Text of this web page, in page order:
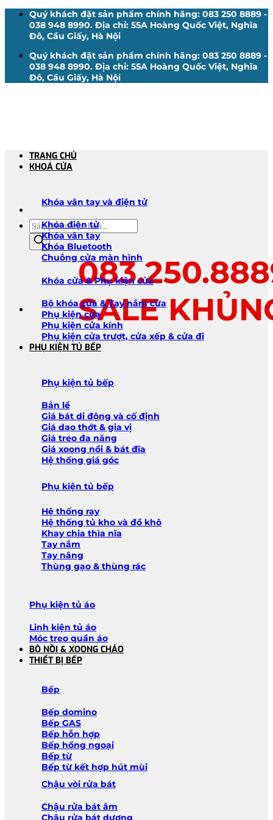
Quý khách đặt sản phẩm chính hãng: 083 250 8889 -
038 948 8990. Địa chỉ: 55A Hoàng Quốc Việt, Nghĩa
Đô, Cầu Giấy, Hà Nội
Quý khách đặt sản phẩm chính hãng: 083 250 8889 -
038 948 8990. Địa chỉ: 55A Hoàng Quốc Việt, Nghĩa
Đô, Cầu Giấy, Hà Nội
Tìm
kiếm
sản
phẩm
SALE
TRANG CHỦ
KHOÁ CỬA
Khóa vân tay và điện tử
Khóa điện tử
Khóa vân tay
Khóa Bluetooth
Chuông cửa màn hình
Khóa cửa & Phụ kiện cửa
Bộ khóa cửa & Tay nắm cửa
Phụ kiện cửa
Phụ kiện cửa kính
Phụ kiện cửa trượt, cửa xếp & cửa đi
PHỤ KIỆN TỦ BẾP
Phụ kiện tủ bếp
Bản lề
Giá bát di động và cố định
Giá dao thớt & gia vị
Giá treo đa năng
Giá xoong nồi & bát đĩa
Hệ thống giá góc
Phụ kiện tủ bếp
Hệ thống ray
Hệ thống tủ kho và đồ khô
Khay chia thìa nĩa
Tay nắm
Tay nâng
Thùng gạo & thùng rác
Phụ kiện tủ áo
Linh kiện tủ áo
Móc treo quần áo
BỘ NỒI & XOONG CHẢO
THIẾT BỊ BẾP
Bếp
Bếp domino
Bếp GAS
Bếp hỗn hợp
Bếp hồng ngoại
Bếp từ
Bếp từ kết hợp hút mùi
Chậu vòi rửa bát
Chậu rửa bát âm
Chậu rửa bát dương